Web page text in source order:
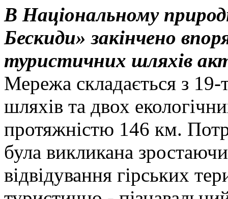
В Національному
Бескиди» закінчено
туристичних шляхів
Мережа складається з
шляхів та двох
протяжністю 146 км.
була викликана
відвідування гірських